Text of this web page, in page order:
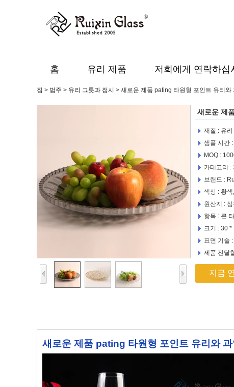
홈 유리 제품 저희에게 연락하십
집 > 범주 > 유리 그릇과 접시 > 새로운 제품 pating 타원형 포인트 유리와
새로운 제
재질 : 유리
샘플 시간 :
MOQ :
카테고리 :
브랜드 :
색상 : 황색
원산지 : 심
항목 : 큰
크기 : 30
표면 기술
제품 전달
지금
새로운 제품 pating 타원형 포인트 유리와 과